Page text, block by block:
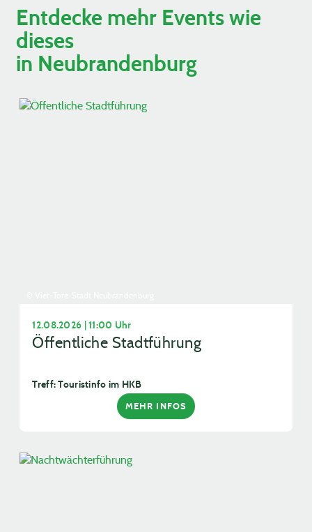
Entdecke mehr Events wie
dieses
in Neubrandenburg
12.08.2026 | 11:00 Uhr
Öffentliche Stadtführung
Treff: Touristinfo im HKB
MEHR INFOS